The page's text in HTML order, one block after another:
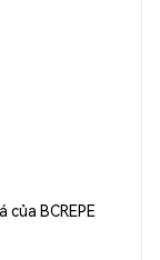
của BCREPE